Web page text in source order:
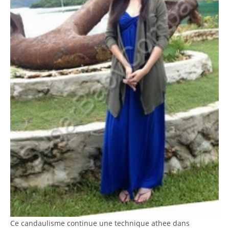
Ce candaulisme continue une technique athee dans